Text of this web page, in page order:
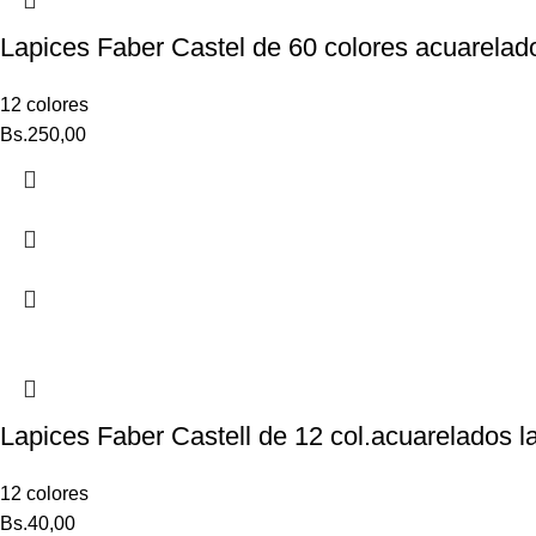
Lapices Faber Castel de 60 colores
12 colores
Bs.250,00
Lapices Faber Castell de 12 col.acuarelados
12 colores
Bs.40,00